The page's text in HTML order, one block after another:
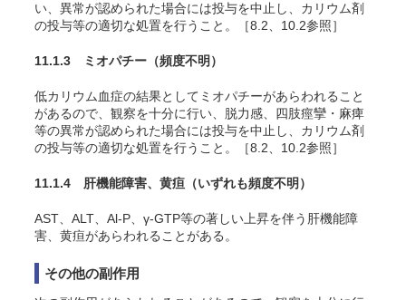
い、異常が認められた場合には投与を中止し、カリウム剤
の投与等の適切な処置を行うこと。［8.2、10.2参照］
11.1.3 ミオパチー （頻度不明）
低カリウム血症の結果としてミオパチーがあらわれること
があるので、観察を十分に行い、脱力感、四肢痙攣・麻痺
等の異常が認められた場合には投与を中止し、カリウム剤
の投与等の適切な処置を行うこと。［8.2、10.2参照］
11.1.4 肝機能障害、黄疸 （いずれも頻度不明）
AST、ALT、Al-P、γ-GTP等の著しい上昇を伴う肝機能障
害、黄疸があらわれることがある。
その他の副作用